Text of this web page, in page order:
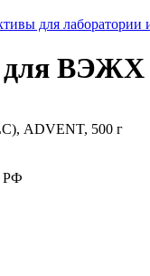
для лаборатории
ВЭЖХ
РФ